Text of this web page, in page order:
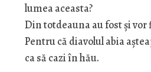
lumea aceasta?
Din totdeauna au fost și
Pentru că diavolul abia
ca să cazi în hău.